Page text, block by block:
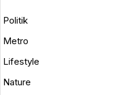
Politik
Metro
Lifestyle
Nature